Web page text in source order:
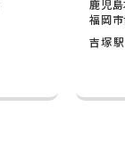
鹿児
福岡
吉塚